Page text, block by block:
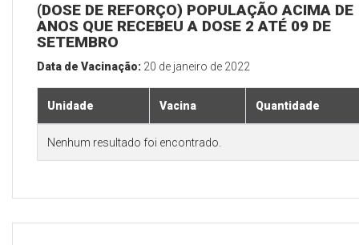
(DOSE DE REFORÇO) POPULAÇÃO ACIMA DE
ANOS QUE RECEBEU A DOSE 2 ATÉ 09 DE
SETEMBRO
Data de Vacinação: 20 de janeiro de 2022
Unidade Vacina Quantidade
Nenhum resultado foi encontrado.